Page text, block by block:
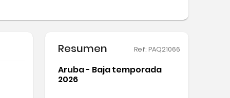
Resumen Ref: PAQ21066
Aruba - Baja temporada
2026